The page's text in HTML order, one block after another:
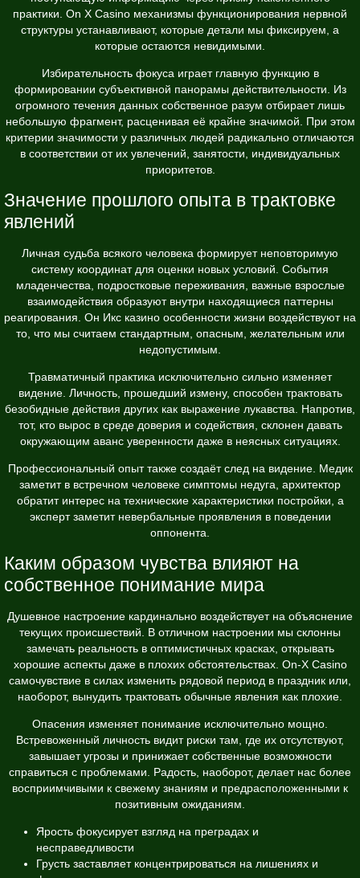
практики. On X Casino механизмы функционирования нервной
структуры устанавливают, которые детали мы фиксируем, а
которые остаются невидимыми.
Избирательность фокуса играет главную функцию в
формировании субъективной панорамы действительности. Из
огромного течения данных собственное разум отбирает лишь
небольшую фрагмент, расценивая её крайне значимой. При этом
критерии значимости у различных людей радикально отличаются
в соответствии от их увлечений, занятости, индивидуальных
приоритетов.
Значение прошлого опыта в трактовке
явлений
Личная судьба всякого человека формирует неповторимую
систему координат для оценки новых условий. События
младенчества, подростковые переживания, важные взрослые
взаимодействия образуют внутри находящиеся паттерны
реагирования. Он Икс казино особенности жизни воздействуют на
то, что мы считаем стандартным, опасным, желательным или
недопустимым.
Травматичный практика исключительно сильно изменяет
видение. Личность, прошедший измену, способен трактовать
безобидные действия других как выражение лукавства. Напротив,
тот, кто вырос в среде доверия и содействия, склонен давать
окружающим аванс уверенности даже в неясных ситуациях.
Профессиональный опыт также создаёт след на видение. Медик
заметит в встречном человеке симптомы недуга, архитектор
обратит интерес на технические характеристики постройки, а
эксперт заметит невербальные проявления в поведении
оппонента.
Каким образом чувства влияют на
собственное понимание мира
Душевное настроение кардинально воздействует на объяснение
текущих происшествий. В отличном настроении мы склонны
замечать реальность в оптимистичных красках, открывать
хорошие аспекты даже в плохих обстоятельствах. On-X Casino
самочувствие в силах изменить рядовой период в праздник или,
наоборот, вынудить трактовать обычные явления как плохие.
Опасения изменяет понимание исключительно мощно.
Встревоженный личность видит риски там, где их отсутствуют,
завышает угрозы и принижает собственные возможности
справиться с проблемами. Радость, наоборот, делает нас более
восприимчивыми к свежему знаниям и предрасположенными к
позитивным ожиданиям.
Ярость фокусирует взгляд на преградах и
несправедливости
Грусть заставляет концентрироваться на лишениях и